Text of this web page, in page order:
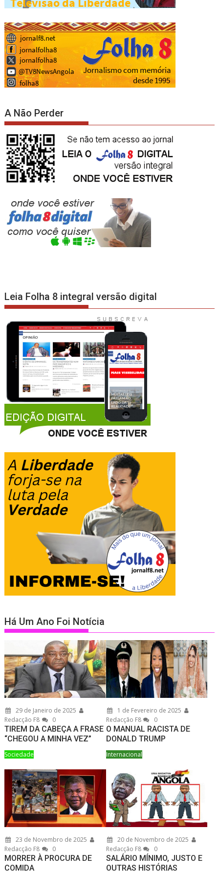
A Não Perder
Leia Folha 8 integral versão digital
Há Um Ano Foi Notícia
29 de Janeiro de 2025
Redacção F8
0
TIREM DA CABEÇA A FRASE
“CHEGOU A MINHA VEZ”
Sociedade
1 de Fevereiro de 2025
Redacção F8
0
O MANUAL RACISTA DE
DONALD TRUMP
Internacional
23 de Novembro de 2025
Redacção F8
0
MORRER À PROCURA DE
COMIDA
20 de Novembro de 2025
Redacção F8
0
SALÁRIO MÍNIMO, JUSTO E
OUTRAS HISTÓRIAS